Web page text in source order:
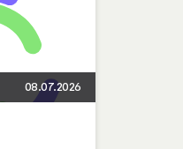
08.07.2026